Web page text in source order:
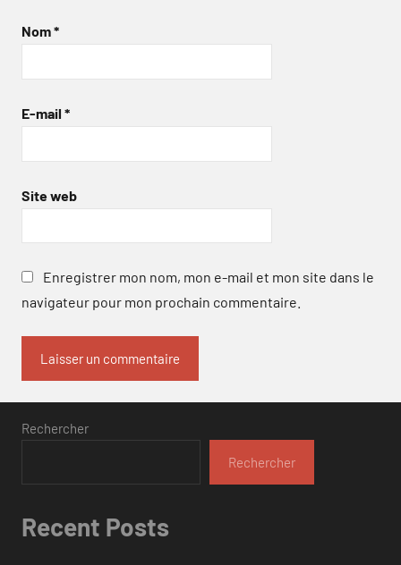
Nom*
E-mail *
Site web
Enregistrer mon nom, mon e-mail et mon site dans le
navigateur pour mon prochain commentaire.
Rechercher
Rechercher
Recent Posts